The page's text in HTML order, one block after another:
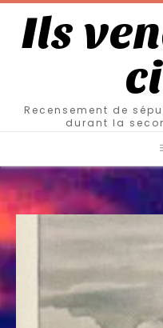
Ils
Recensement de
durant la